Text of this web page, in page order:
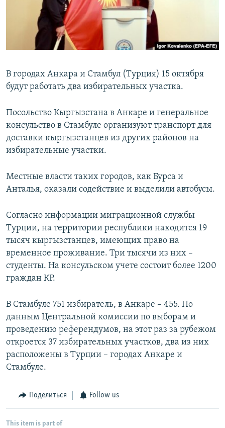
В городах Анкара и Стамбул (Турция) 15 октября
будут работать два избирательных участка.
Посольство Кыргызстана в Анкаре и генеральное
консульство в Стамбуле организуют транспорт для
доставки кыргызстанцев из других районов на
избирательные участки.
Местные власти таких городов, как Бурса и
Анталья, оказали содействие и выделили автобусы.
Согласно информации миграционной службы
Турции, на территории республики находится 19
тысяч кыргызстанцев, имеющих право на
временное проживание. Три тысячи из них –
студенты. На консульском учете состоит более 1200
граждан КР.
В Стамбуле 751 избиратель, в Анкаре – 455. По
данным Центральной комиссии по выборам и
проведению референдумов, на этот раз за рубежом
откроется 37 избирательных участков, два из них
расположены в Турции – городах Анкаре и
Стамбуле.
Поделиться Follow us
This item is part of